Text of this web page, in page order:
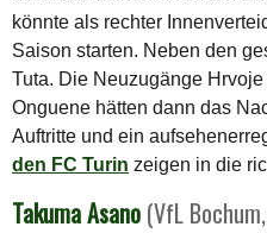
könnte als rechter
Saison starten. Neben den
Tuta. Die Neuzugänge
Onguene hätten dann das
Auftritte und ein
den FC Turin zeigen in die
Takuma Asano (VfL